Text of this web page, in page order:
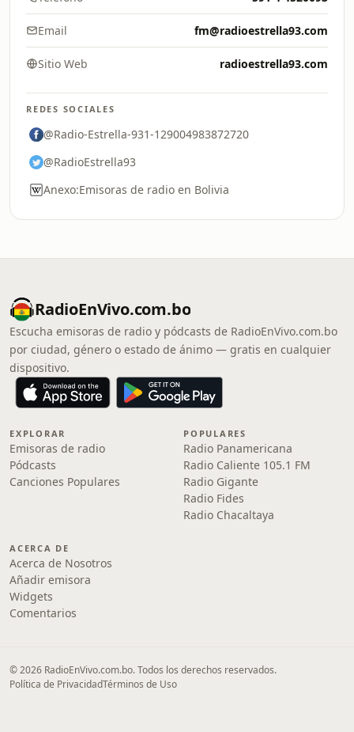
Email fm@radioestrella93.com
Sitio Web radioestrella93.com
REDES SOCIALES
@Radio-Estrella-931-129004983872720
@RadioEstrella93
Anexo:Emisoras de radio en Bolivia
RadioEnVivo.com.bo
Escucha emisoras de radio y pódcasts de RadioEnVivo.com.bo
por ciudad, género o estado de ánimo — gratis en cualquier
dispositivo.
EXPLORAR
Emisoras de radio
Pódcasts
Canciones Populares
POPULARES
Radio Panamericana
Radio Caliente 105.1 FM
Radio Gigante
Radio Fides
Radio Chacaltaya
ACERCA DE
Acerca de Nosotros
Añadir emisora
Widgets
Comentarios
© 2026 RadioEnVivo.com.bo. Todos los derechos reservados.
Política de PrivacidadTérminos de Uso